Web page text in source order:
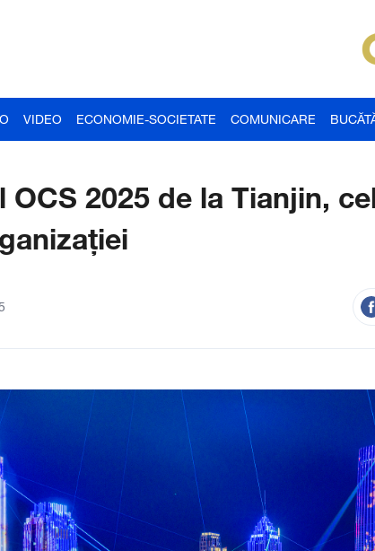
VIDEO ECONOMIE-SOCIETATE COMUNICARE
OCS 2025 de la Tianjin,